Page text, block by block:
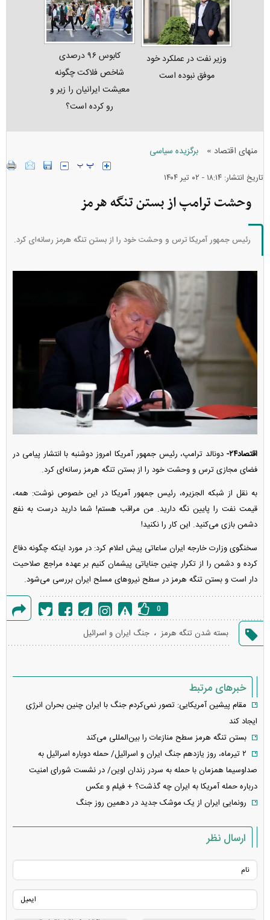
وزیر نفت در عملکرد خود
موفق نبوده است
کابوس ۹۶ درصدی
شاخص فلاکت چگونه
معیشت ایرانیان را زیر و
رو کرده است؟
منهای اقتصاد » برگزیده سیاسی
تاریخ انتشار: ۱۸:۱۴ - ۰۲ تير ۱۴۰۴
وحشت ترامپ از بستن تنگه هرمز
رئیس جمهور آمریکا ترس و وحشت خود را از بستن تنگه هرمز رسانه‌ای کرد.
اقتصاد۲۴-
دونالد ترامپ، رئیس جمهور آمریکا امروز دوشنبه با انتشار پیامی در
فضای مجازی ترس و وحشت خود را از بستن تنگه هرمز رسانه‌ای کرد.
به نقل از شبکه الجزیره، رئیس جمهور آمریکا در این خصوص نوشت: همه،
قیمت نفت را پایین نگه دارید. من مراقب هستم! شما دارید درست به نفع
دشمن بازی می‌کنید. این کار را نکنید!
سخنگوی وزارت خارجه ایران ساعاتی پیش اعلام کرد: در مورد اینکه چگونه دفاع
کرده و دشمن را از تکرار چنین جنایاتی پیشمان کنیم بر عهده مراجع صلاحیت
دار است و بستن تنگه هرمز در سطح نیرو‌های مسلح ایران بررسی می‌شود.
گزارش
خطا
0
بسته شدن تنگه هرمز ، جنگ ایران و اسرائیل
خبرهای مرتبط
مقام پیشین آمریکایی: تصور نمی‌کردم جنگ با ایران چنین بحران انرژی
ایجاد کند
بستن تنگه هرمز سطح منازعات را بین‌المللی می‌کند
۲ تیرماه، روز یازدهم جنگ ایران و اسرائیل/ حمله دوباره اسرائیل به
صداوسیما همزمان با حمله به سردر زندان اوین/ در نشست شورای امنیت
درباره حمله آمریکا به ایران چه گذشت؟ + فیلم و عکس
رونمایی ایران از یک موشک جدید در دهمین روز جنگ
ارسال نظر